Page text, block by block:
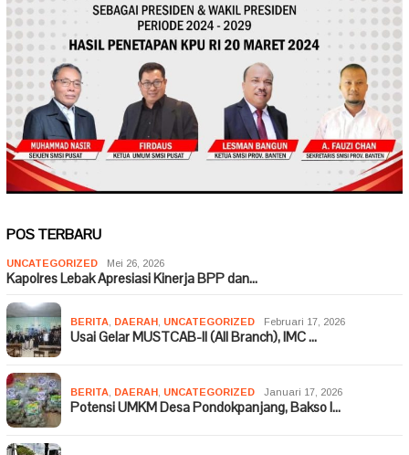
POS TERBARU
UNCATEGORIZED Mei 26, 2026
Kapolres Lebak Apresiasi Kinerja BPP dan…
BERITA DAERAH UNCATEGORIZED Februari 17, 2026
Usai Gelar MUSTCAB-II (All Branch), IMC …
BERITA DAERAH UNCATEGORIZED Januari 17, 2026
Potensi UMKM Desa Pondokpanjang, Bakso I…